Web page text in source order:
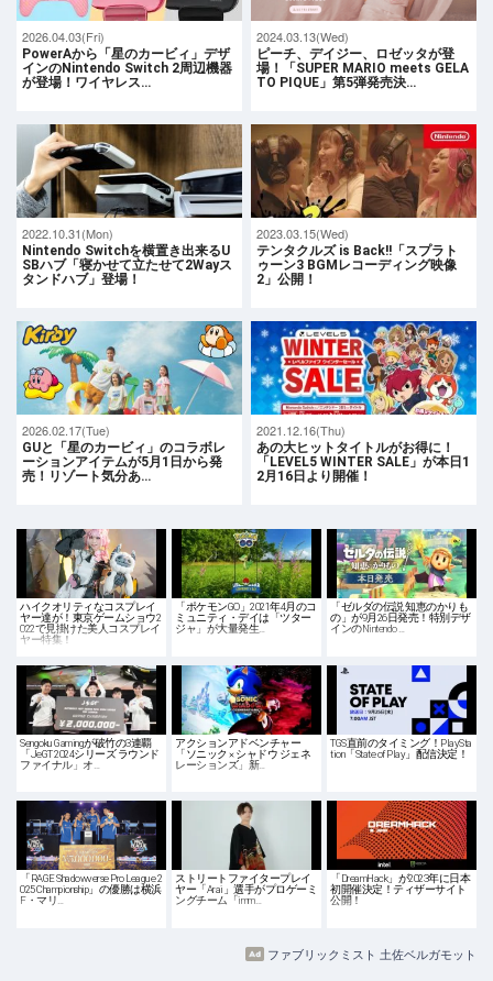
2026.04.03(Fri)
PowerAから「星のカービィ」デザ
インのNintendo Switch 2周辺機器
が登場！ワイヤレス…
2024.03.13(Wed)
ピーチ、デイジー、ロゼッタが登
場！「SUPER MARIO meets GELA
TO PIQUE」第5弾発売決…
2022.10.31(Mon)
Nintendo Switchを横置き出来るU
SBハブ「寝かせて立たせて2Wayス
タンドハブ」登場！
2023.03.15(Wed)
テンタクルズ is Back!!「スプラト
ゥーン3 BGMレコーディング映像
2」公開！
2026.02.17(Tue)
GUと「星のカービィ」のコラボレ
ーションアイテムが5月1日から発
売！リゾート気分あ…
2021.12.16(Thu)
あの大ヒットタイトルがお得に！
「LEVEL5 WINTER SALE」が本日1
2月16日より開催！
ハイクオリティなコスプレイ
ヤー達が！東京ゲームショウ2
022で見掛けた美人コスプレイ
ヤー特集！
「ポケモンGO」2021年4月のコ
ミュニティ・デイは「ツター
ジャ」が大量発生…
「ゼルダの伝説 知恵のかりも
の」が9月26日発売！特別デザ
インのNintendo …
Sengoku Gamingが破竹の3連覇
「JeGT 2024シリーズ ラウンド
ファイナル」オ…
アクションアドベンチャー
「ソニック × シャドウ ジェネ
レーションズ」新…
TGS直前のタイミング！PlaySta
tion「State of Play」配信決定！
「RAGE Shadowverse Pro League 2
025 Championship」の優勝は横浜
F・マリ…
ストリートファイタープレイ
ヤー「Arai」選手がプロゲーミ
ングチーム「imm…
「DreamHack」が2023年に日本
初開催決定！ティザーサイト
公開！
ファブリックミスト 土佐ベルガモット